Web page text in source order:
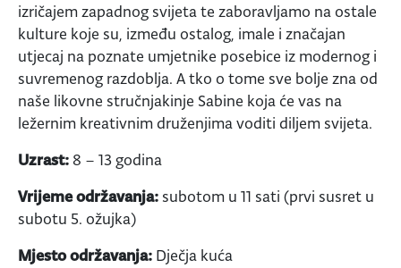
izričajem zapadnog svijeta te zaboravljamo na ostale
kulture koje su, između ostalog, imale i značajan
utjecaj na poznate umjetnike posebice iz modernog i
suvremenog razdoblja. A tko o tome sve bolje zna od
naše likovne stručnjakinje Sabine koja će vas na
ležernim kreativnim druženjima voditi diljem svijeta.
Uzrast: 8 – 13 godina
Vrijeme održavanja: subotom u 11 sati (prvi susret u
subotu 5. ožujka)
Mjesto održavanja: Dječja kuća